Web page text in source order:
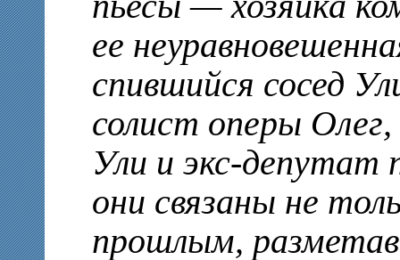
ее
спившийся сосед
солист оперы
Ули и экс-депутат
они связаны не
прошлым,